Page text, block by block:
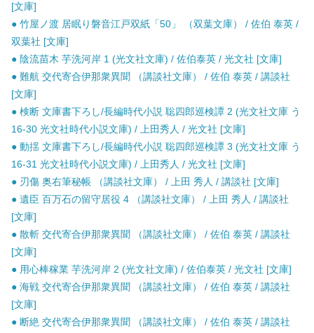
[文庫]
● 竹屋ノ渡 居眠り磐音江戸双紙「50」 （双葉文庫） / 佐伯 泰英 /
双葉社 [文庫]
● 陰流苗木 芋洗河岸 1 (光文社文庫) / 佐伯泰英 / 光文社 [文庫]
● 難航 交代寄合伊那衆異聞 （講談社文庫） / 佐伯 泰英 / 講談社
[文庫]
● 検断 文庫書下ろし/長編時代小説 聡四郎巡検譚 2 (光文社文庫 う
16-30 光文社時代小説文庫) / 上田秀人 / 光文社 [文庫]
● 動揺 文庫書下ろし/長編時代小説 聡四郎巡検譚 3 (光文社文庫 う
16-31 光文社時代小説文庫) / 上田秀人 / 光文社 [文庫]
● 刃傷 奥右筆秘帳 （講談社文庫） / 上田 秀人 / 講談社 [文庫]
● 遺臣 百万石の留守居役 4 （講談社文庫） / 上田 秀人 / 講談社
[文庫]
● 散斬 交代寄合伊那衆異聞 （講談社文庫） / 佐伯 泰英 / 講談社
[文庫]
● 用心棒稼業 芋洗河岸 2 (光文社文庫) / 佐伯泰英 / 光文社 [文庫]
● 海戦 交代寄合伊那衆異聞 （講談社文庫） / 佐伯 泰英 / 講談社
[文庫]
● 断絶 交代寄合伊那衆異聞 （講談社文庫） / 佐伯 泰英 / 講談社